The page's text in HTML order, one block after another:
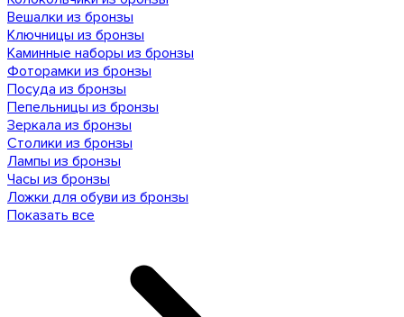
Вешалки из бронзы
Ключницы из бронзы
Каминные наборы из бронзы
Фоторамки из бронзы
Посуда из бронзы
Пепельницы из бронзы
Зеркала из бронзы
Столики из бронзы
Лампы из бронзы
Часы из бронзы
Ложки для обуви из бронзы
Показать все